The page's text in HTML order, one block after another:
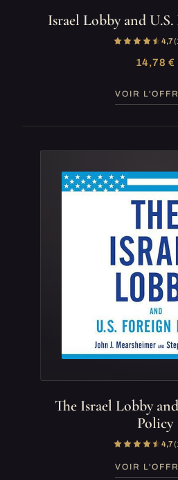
Israel Lobby and
4,7
14,78 €
VOIR
The Israel Lobby
Policy
4,7
VOIR